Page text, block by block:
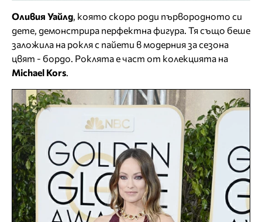
Оливия Уайлд, която скоро роди първородното си
дете, демонстрира перфектна фигура. Тя също беше
заложила на рокля с пайети в модерния за сезона
цвят - бордо. Роклята е част от колекцията на
Michael Kors.